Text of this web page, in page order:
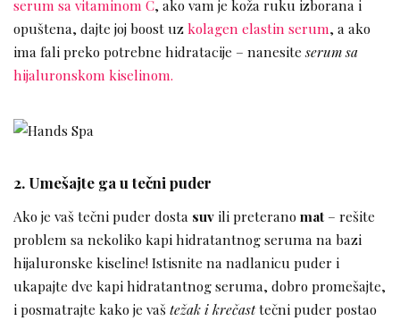
serum sa vitaminom C, ako vam je koža ruku izborana i
opuštena, dajte joj boost uzkolagen elastin serum, a ako
ima fali preko potrebne hidratacije – nanesiteserum sa
hijaluronskom kiselinom.
2. Umešajte ga u tečni puder
Ako je vaš tečni puder dosta suv ili preteranomat– rešite
problem sa nekoliko kapi hidratantnog seruma na bazi
hijaluronske kiseline! Istisnite na nadlanicu puder i
ukapajte dve kapi hidratantnog seruma, dobro promešajte,
i posmatrajte kako je vaš težak i krečasttečni puder postao